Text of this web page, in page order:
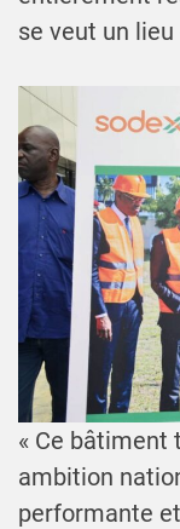
se veut un
« Ce bâtiment
ambition
performante